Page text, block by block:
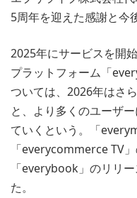
5周年を迎えた感謝と今
2025年にサービスを開
プラットフォーム「
ついては、2026年はさ
と、より多くのユーザ
ていくという。「
「everycommerce TV
「everybook」のリリ
た。